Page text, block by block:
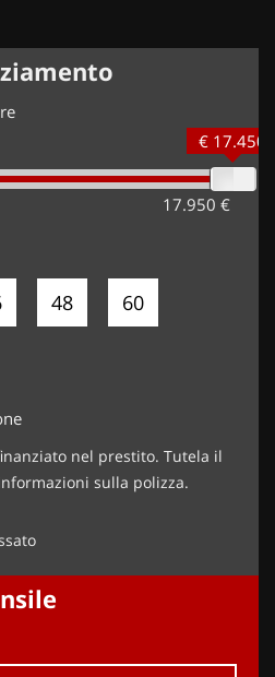
17.950 €
€ 17.450
48 60
nel prestito. Tutela il
sulla polizza.